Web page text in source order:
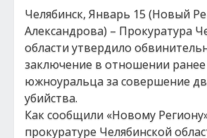
Челябинск, Январь 15 (Новый
Александрова) – Прокуратура
области утвердило
заключение в отношении
южноуральца за совершение
убийства.
Как сообщили «Новому
прокуратуре Челябинской